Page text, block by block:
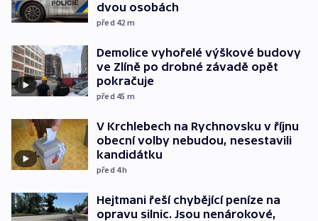
dvou osobách
před 42 m
Demolice vyhořelé výškové budovy
ve Zlíně po drobné závadě opět
pokračuje
před 45 m
V Krchlebech na Rychnovsku v říjnu
obecní volby nebudou, nesestavili
kandidátku
před 4h
Hejtmani řeší chybějící peníze na
opravu silnic. Jsou nenárokové,